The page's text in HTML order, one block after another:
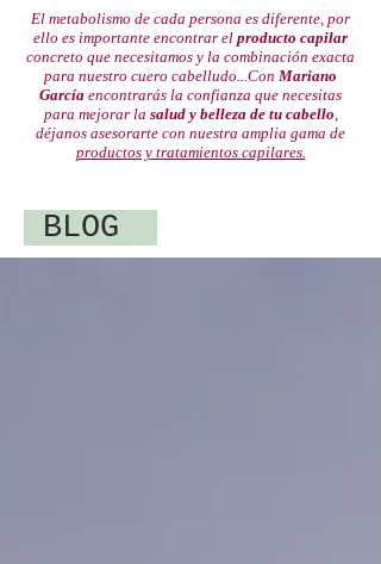
El metabolismo de cada persona es diferente, por
ello es importante encontrar el producto capilar
concreto que necesitamos y la combinación exacta
para nuestro cuero cabelludo...Con Mariano
García encontrarás la confianza que necesitas
para mejorar la salud y belleza de tu cabello
déjanos asesorarte con nuestra amplia gama de
productos y tratamientos capilares.
BLOG